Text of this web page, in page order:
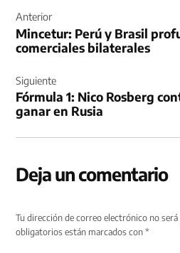
de
entradas
Anterior
Mincetur: Perú y Brasil
comerciales bilaterales
Siguiente
Fórmula 1: Nico Rosberg
ganar en Rusia
Deja un comentario
Tu dirección de correo electrónico no será
obligatorios están marcados con*